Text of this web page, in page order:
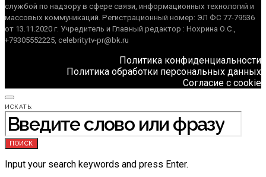
службой по надзору в сфере связи, информационных технологий и
массовых коммуникаций. Регистрационный номер: ЭЛ ФС 77-79536
от 13.11.2020 г. Учредитель и Главный редактор : Нохрина О.С.,
+79305552225, celebritytv-pr@bk.ru
Политика конфиденциальности
Политика обработки персональных данных
Согласие с cookie
ИСКАТЬ:
ПОИСК
Input your search keywords and press Enter.